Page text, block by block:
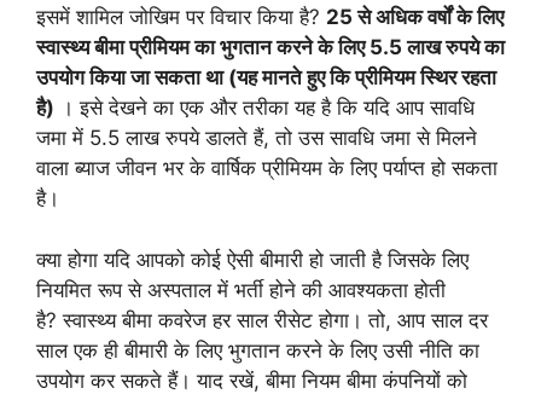
इसमें शामिल जोखिम पर विचार किया है? 25 से अधिक वर्षों के लिए
स्वास्थ्य बीमा प्रीमियम का भुगतान करने के लिए 5.5 लाख रुपये का
उपयोग किया जा सकता था (यह मानते हुए कि प्रीमियम स्थिर रहता
है) । इसे देखने का एक और तरीका यह है कि यदि आप सावधि
जमा में 5.5 लाख रुपये डालते हैं, तो उस सावधि जमा से मिलने
वाला ब्याज जीवन भर के वार्षिक प्रीमियम के लिए पर्याप्त हो सकता
है।
क्या होगा यदि आपको कोई ऐसी बीमारी हो जाती है जिसके लिए
नियमित रूप से अस्पताल में भर्ती होने की आवश्यकता होती
है? स्वास्थ्य बीमा कवरेज हर साल रीसेट होगा। तो, आप साल दर
साल एक ही बीमारी के लिए भुगतान करने के लिए उसी नीति का
उपयोग कर सकते हैं। याद रखें, बीमा नियम बीमा कंपनियों को